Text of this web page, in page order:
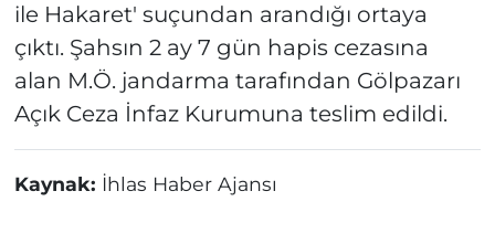
ile Hakaret' suçundan arandığı ortaya
çıktı. Şahsın 2 ay 7 gün hapis cezasına
alan M.Ö. jandarma tarafından Gölpazarı
Açık Ceza İnfaz Kurumuna teslim edildi.
Kaynak: İhlas Haber Ajansı